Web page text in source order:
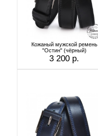
Кожаный мужской ремень
"Остин" (чёрный)
3 200 р.